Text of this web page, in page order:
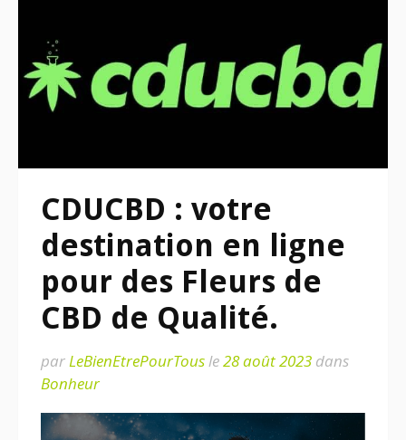
CDUCBD : votre
destination en ligne
pour des Fleurs de
CBD de Qualité.
parLeBienEtrePourTousle28 août 2023 dans
Bonheur